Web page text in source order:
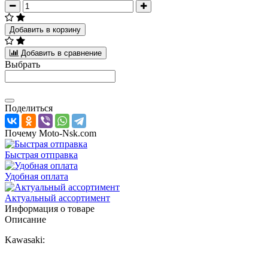
Добавить в корзину
Добавить в сравнение
Выбрать
Поделиться
Почему Moto-Nsk.com
Быстрая отправка
Удобная оплата
Актуальный ассортимент
Информация о товаре
Описание
Kawasaki: